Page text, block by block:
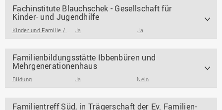
Fachinstitute Blauchschek - Gesellschaft für
Kinder- und Jugendhilfe
Kinder und Familie / Jugendarbeit / Jugendsozialarbeit Ja Ja
Familienbildungsstätte Ibbenbüren und
Mehrgenerationenhaus
Bildung Ja Nein
Familientreff Süd, in Trägerschaft der Ev. Familien-